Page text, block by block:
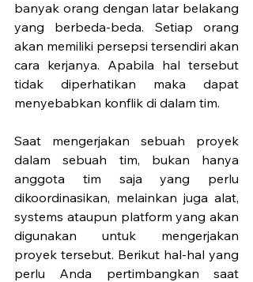
banyak orang dengan latar belakang
yang berbeda-beda. Setiap orang
akan memiliki persepsi tersendiri akan
cara kerjanya. Apabila hal tersebut
tidak diperhatikan maka dapat
menyebabkan konflik di dalam tim.
Saat mengerjakan sebuah proyek
dalam sebuah tim, bukan hanya
anggota tim saja yang perlu
dikoordinasikan, melainkan juga alat,
systems ataupun platform yang akan
digunakan untuk mengerjakan
proyek tersebut. Berikut hal-hal yang
perlu Anda pertimbangkan saat